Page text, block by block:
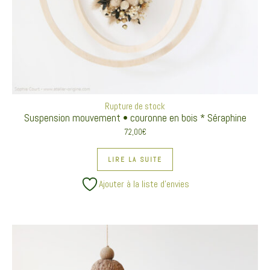
Rupture de stock
Suspension mouvement • couronne en bois * Séraphine
72,00€
LIRE LA SUITE
Ajouter à la liste d’envies